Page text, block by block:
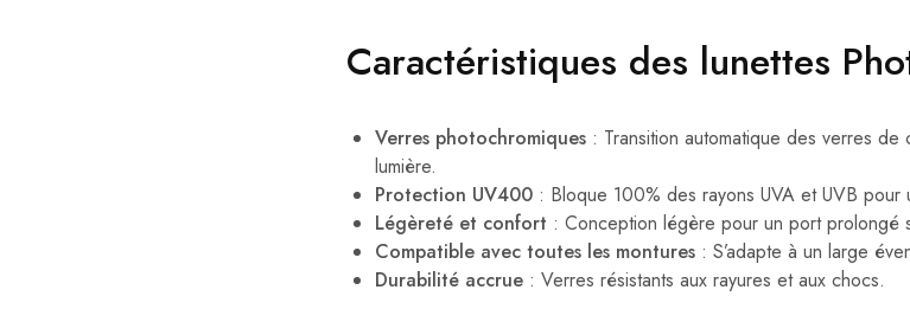
Caractéristiques des lunettes
Verres photochromiques : Transition automatique des verres de
lumière.
Protection UV400 : Bloque 100% des rayons UVA et UVB pour
Légèreté et confort : Conception légère pour un port prolongé
Compatible avec toutes les montures : S’adapte à un large
Durabilité accrue : Verres résistants aux rayures et aux chocs.